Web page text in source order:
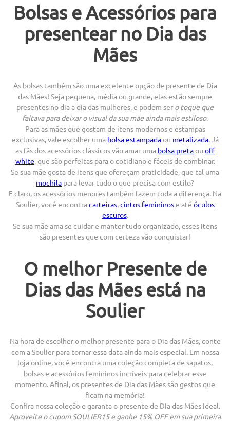
Bolsas e Acessórios para
presentear no Dia das
Mães
As bolsas também são uma excelente opção de presente de Dia
das Mães! Seja pequena, média ou grande, elas estão sempre
presentes no dia a dia das mulheres, e podem ser o toque que
faltava para deixar o visual da sua mãe ainda mais estiloso.
Para as mães que gostam de itens modernos e estampas
exclusivas, vale escolher uma bolsa estampadaou metalizada. Já
as fãs dos acessórios clássicos vão amar uma bolsa pretaou off
white, que são perfeitas para o cotidiano e fáceis de combinar.
Se sua mãe gosta de itens que ofereçam praticidade, que tal uma
mochila para levar tudo o que precisa com estilo?
E claro, os acessórios menores também fazem toda a diferença. Na
Soulier, você encontracarteiras,cintos femininose até óculos
escuros.
Se sua mãe ama se cuidar e manter tudo organizado, esses itens
são presentes que com certeza vão conquistar!
O melhor Presente de
Dias das Mães está na
Soulier
Na hora de escolher o melhor presente para o Dia das Mães, conte
com a Soulier para tornar essa data ainda mais especial. Em nossa
loja online, você encontra uma coleção completa de sapatos,
bolsas e acessórios femininos incríveis para celebrar esse
momento. Afinal, os presentes de Dia das Mães são gestos que
ficam na memória!
Confira nossa coleção e garanta o presente de Dia das Mães ideal.
Aproveite o cupom SOULIER15 e ganhe 15% OFF em sua primeira